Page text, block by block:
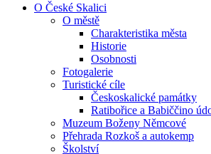
O České Skalici
O městě
Charakteristika města
Historie
Osobnosti
Fotogalerie
Turistické cíle
Českoskalické památky
Ratibořice a Babiččino
Muzeum Boženy Němcové
Přehrada Rozkoš a autokemp
Školství